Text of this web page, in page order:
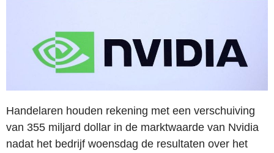
Handelaren houden rekening met een verschuiving
van 355 miljard dollar in de marktwaarde van Nvidia
nadat het bedrijf woensdag de resultaten over het